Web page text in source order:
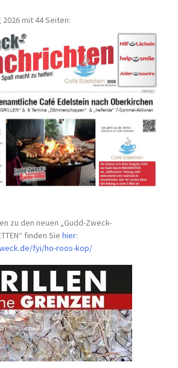
mit 44 Seiten:
zu den neuen „Gudd-Zweck-
finden Siehier:
fyi/ho-roos-kop/